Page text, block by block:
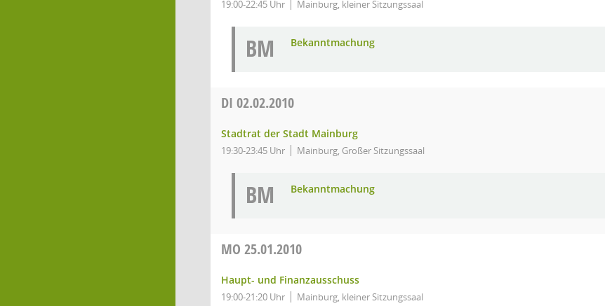
19:00-22:45 Uhr Mainburg, kleiner Sitzungssaal
BM Bekanntmachung
DI 02.02.2010
Stadtrat der Stadt Mainburg
19:30-23:45 Uhr Mainburg, Großer Sitzungssaal
BM Bekanntmachung
MO 25.01.2010
Haupt- und Finanzausschuss
19:00-21:20 Uhr Mainburg, kleiner Sitzungssaal